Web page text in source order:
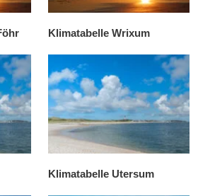
Klimatabelle Wrixum
Klimatabelle Utersum